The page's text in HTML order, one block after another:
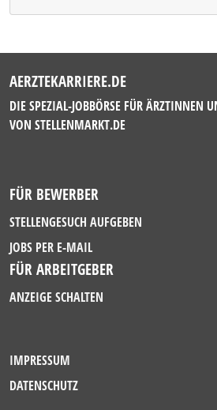
AERZTEKARRIERE.DE
DIE SPEZIAL-JOBBÖRSE FÜR ÄRZTINNEN
VON STELLENMARKT.DE
FÜR BEWERBER
STELLENGESUCH AUFGEBEN
JOBS PER E-MAIL
FÜR ARBEITGEBER
ANZEIGE SCHALTEN
IMPRESSUM
DATENSCHUTZ